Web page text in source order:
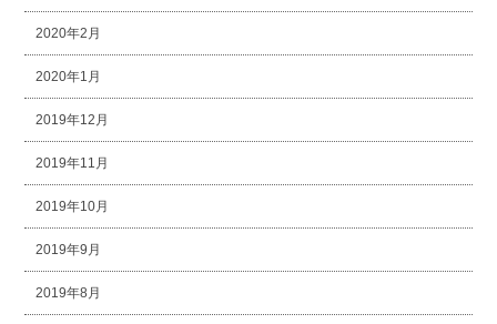
2020年2月
2020年1月
2019年12月
2019年11月
2019年10月
2019年9月
2019年8月